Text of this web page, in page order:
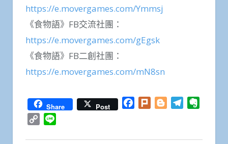
https://e.movergames.com/Ymmsj
《食物語》FB交流社團：
https://e.movergames.com/gEgsk
《食物語》FB二創社團：
https://e.movergames.com/mN8sn
Share Post Facebook
Plurk BloggerTelegram
Copy